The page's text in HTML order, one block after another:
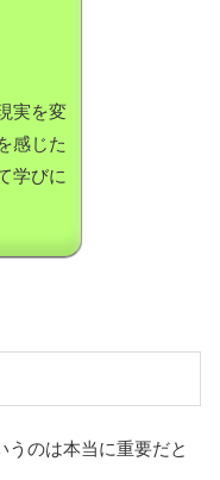
実を変
感じた
学びに
うのは本当に重要だと